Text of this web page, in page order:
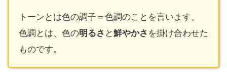
トーンとは色の調子＝色調のことを言います。
色調とは、色の明るさ と鮮やかさ を掛け合わせた
ものです。